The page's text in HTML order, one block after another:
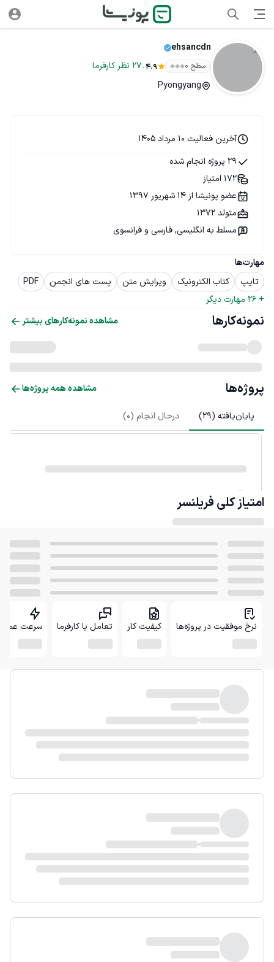
ehsancdn
سطح ۰ 4.9
.
27 نظر کارفرما
Pyongyang
مهارت‌ها
تایپ
کتاب الکترونیک ویرایش متن پست های انجمن
PDF
+
26 مهارت دیگر
آخرین فعالیت 10 مرداد 1405
29 پروژه انجام شده
172 امتیاز
عضو پونیشا از 14 شهریور 1397
متولد 1372
مسلط به انگلیسی, فارسی و فرانسوی
نمونه‌کارها مشاهده نمونه‌کارهای بیشتر
پروژه‌ها مشاهده همه پروژه‌ها
پایان‌یافته (29
) درحال انجام (0
)
امتیاز کلی فریلنسر
نرخ موفقیت در پروژه‌ها کیفیت کار تعامل با کارفرما سرعت عمل